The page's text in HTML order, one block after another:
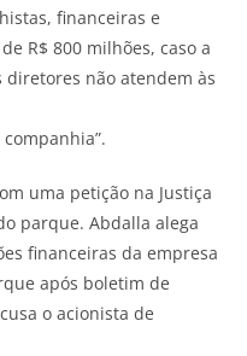
financeiras e
R$ 800 milhões, caso a
não atendem às
uma petição na Justiça
parque. Abdalla alega
financeiras da empresa
após boletim de
o acionista de